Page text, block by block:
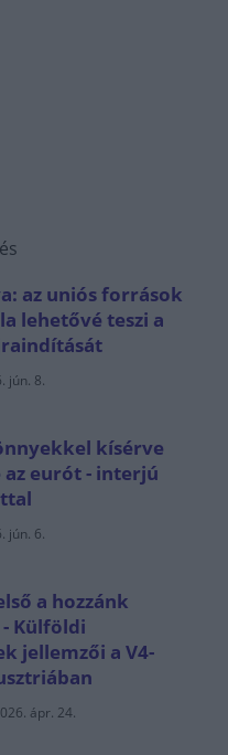
az uniós források
lehetővé teszi a
jún. 8.
kísérve
eurót - interjú
jún. 6.
a hozzánk
Külföldi
jellemzői a V4-
ápr. 24.